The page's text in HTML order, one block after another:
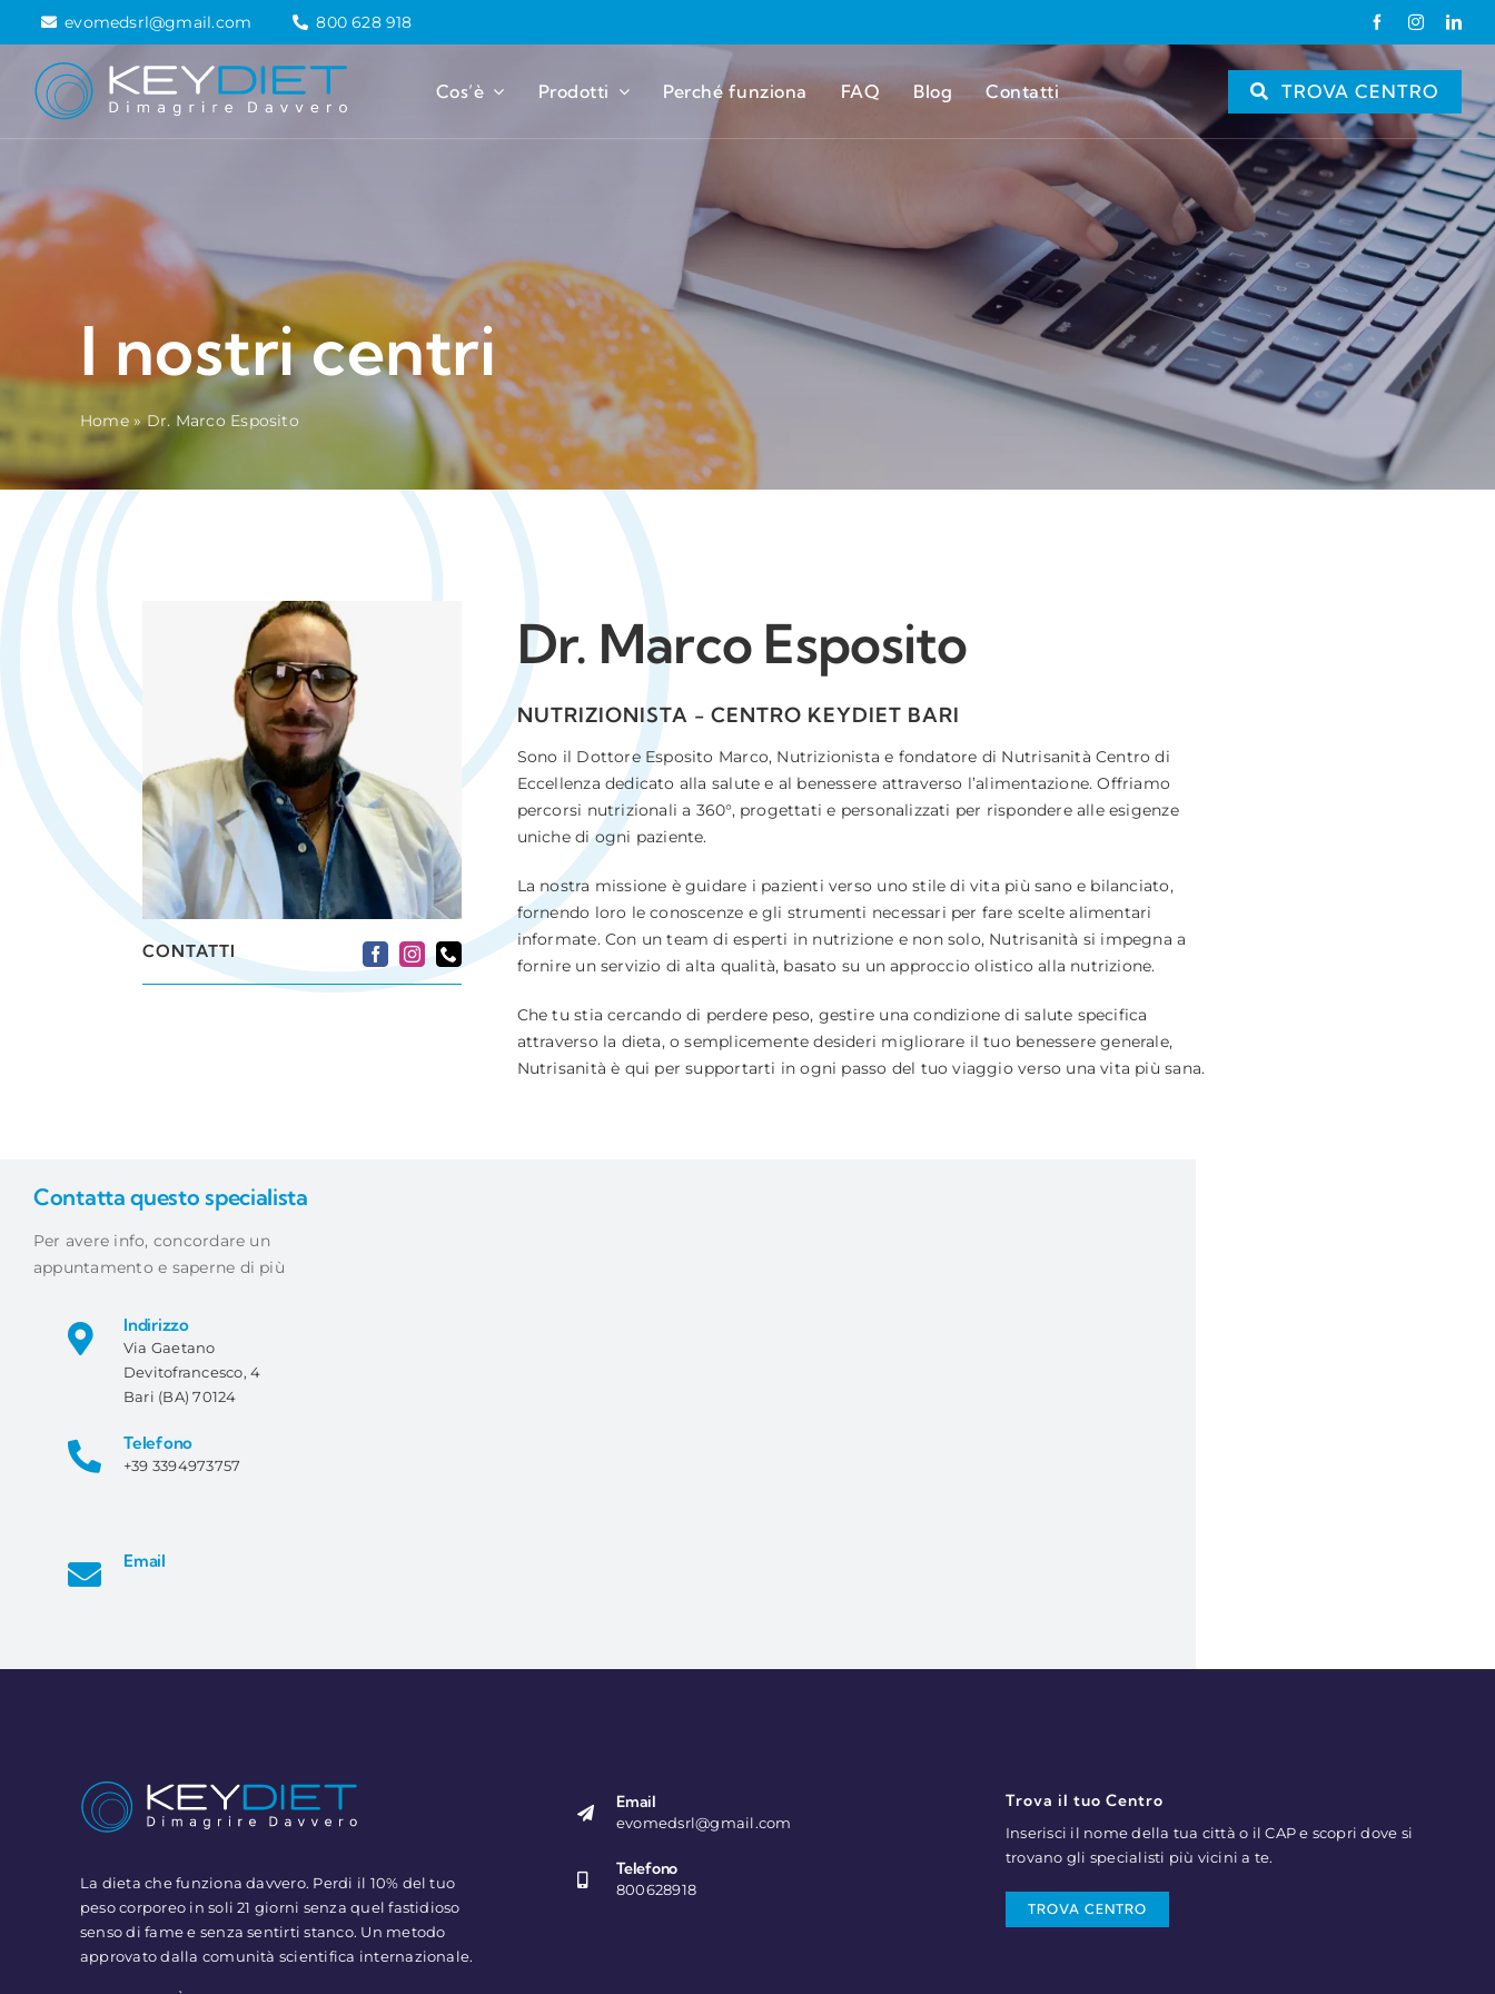
Salta
al
contenuto
evomedsrl@gmail.com 800 628 918
Cos’è Prodotti Perché funziona FAQ Blog Contatti TROVA CENTRO
I nostri centri
Home»Dr. Marco Esposito
CONTATTI
Dr. Marco Esposito
NUTRIZIONISTA - CENTRO KEYDIET BARI
Sono il Dottore Esposito Marco, Nutrizionista e fondatore di Nutrisanità Centro di
Eccellenza dedicato alla salute e al benessere attraverso l’alimentazione. Offriamo
percorsi nutrizionali a 360°, progettati e personalizzati per rispondere alle esigenze
uniche di ogni paziente.
La nostra missione è guidare i pazienti verso uno stile di vita più sano e bilanciato,
fornendo loro le conoscenze e gli strumenti necessari per fare scelte alimentari
informate. Con un team di esperti in nutrizione e non solo, Nutrisanità si impegna a
fornire un servizio di alta qualità, basato su un approccio olistico alla nutrizione.
Che tu stia cercando di perdere peso, gestire una condizione di salute specifica
attraverso la dieta, o semplicemente desideri migliorare il tuo benessere generale,
Nutrisanità è qui per supportarti in ogni passo del tuo viaggio verso una vita più sana.
Contatta questo specialista
Per avere info, concordare un
appuntamento e saperne di più
Indirizzo
Via Gaetano
Devitofrancesco, 4
Bari (BA) 70124
Telefono
+39 3394973757
Email
La dieta che funziona davvero. Perdi il 10% del tuo
peso corporeo in soli 21 giorni senza quel fastidioso
senso di fame e senza sentirti stanco. Un metodo
approvato dalla comunità scientifica internazionale.
Email
evomedsrl@gmail.com
Telefono
800628918
Trova il tuo Centro
Inserisci il nome della tua città o il CAP e scopri dove si
trovano gli specialisti più vicini a te.
TROVA CENTRO